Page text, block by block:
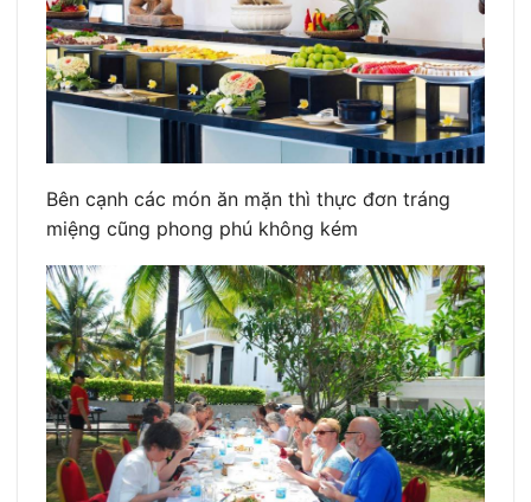
Bên cạnh các món ăn mặn thì thực đơn tráng
miệng cũng phong phú không kém